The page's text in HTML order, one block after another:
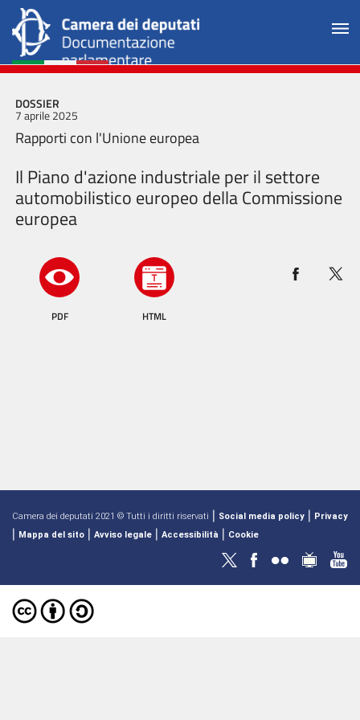
DOSSIER
7 aprile 2025
Rapporti con l'Unione europea
Il Piano d'azione industriale per il settore
automobilistico europeo della Commissione
europea
PDF HTML
Camera dei deputati 2021 © Tutti i diritti riservati | Social media policy | Privacy
| Mappa del sito | Avviso legale | Accessibilità | Cookie